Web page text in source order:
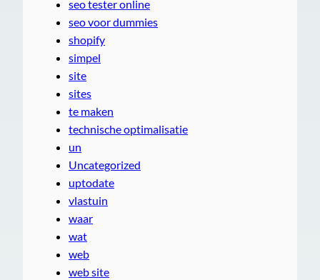
seo tester online
seo voor dummies
shopify
simpel
site
sites
te maken
technische optimalisatie
un
Uncategorized
uptodate
vlastuin
waar
wat
web
web site